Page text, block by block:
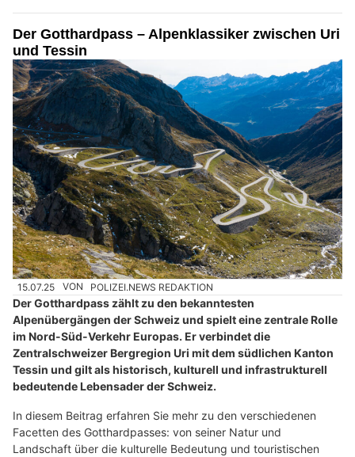
Der Gotthardpass – Alpenklassiker zwischen Uri
und Tessin
15.07.25 VON POLIZEI.NEWS REDAKTION
Der Gotthardpass zählt zu den bekanntesten
Alpenübergängen der Schweiz und spielt eine zentrale Rolle
im Nord-Süd-Verkehr Europas. Er verbindet die
Zentralschweizer Bergregion Uri mit dem südlichen Kanton
Tessin und gilt als historisch, kulturell und infrastrukturell
bedeutende Lebensader der Schweiz.
In diesem Beitrag erfahren Sie mehr zu den verschiedenen
Facetten des Gotthardpasses: von seiner Natur und
Landschaft über die kulturelle Bedeutung und touristischen